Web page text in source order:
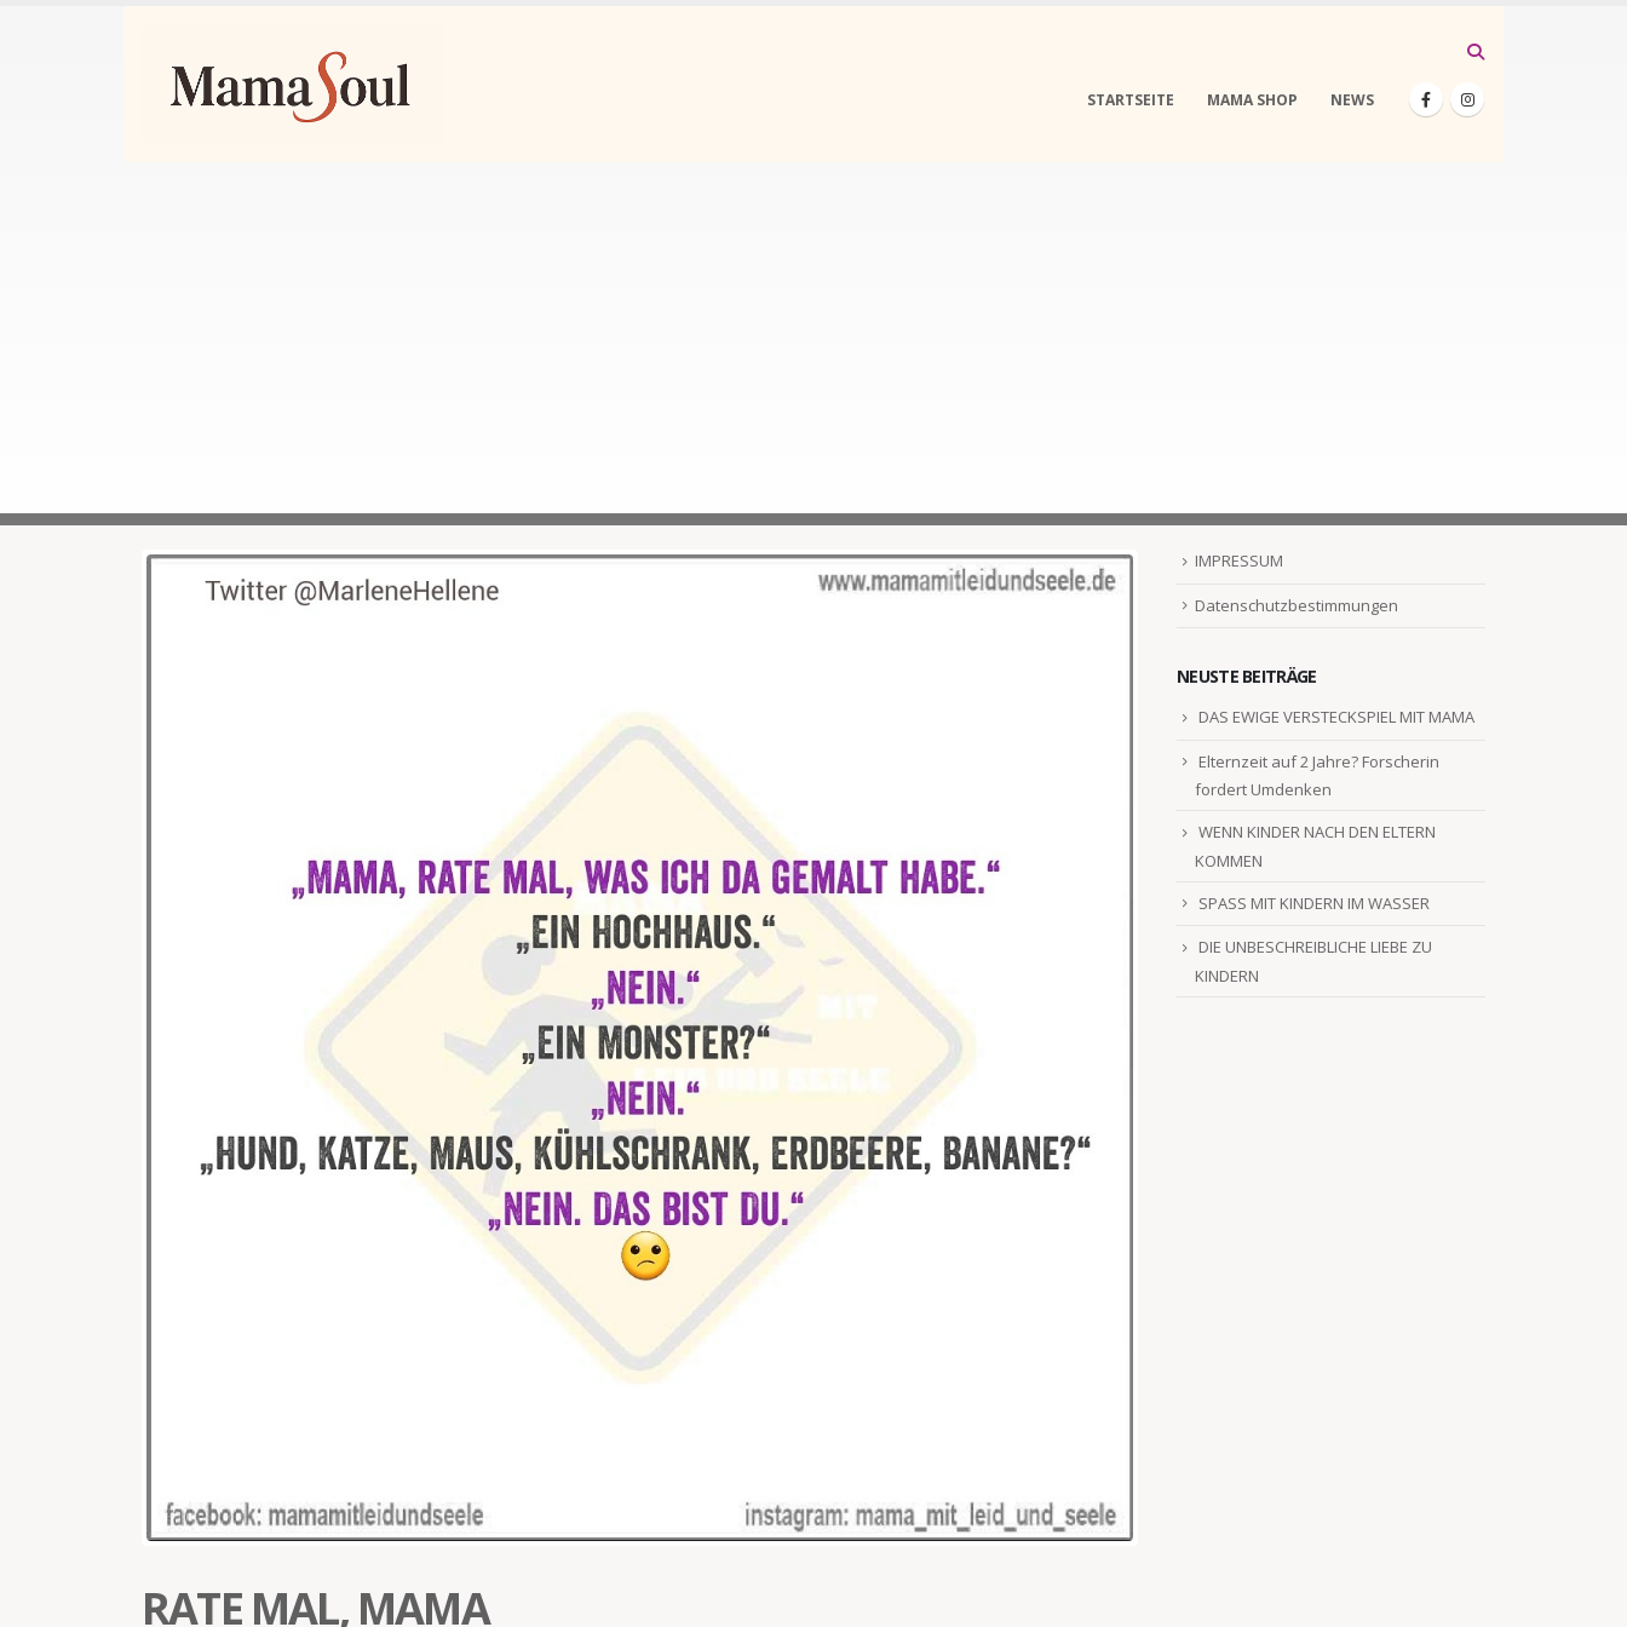
STARTSEITE MAMA SHOP NEWS
RATE MAL, MAMA
IMPRESSUM
Datenschutzbestimmungen
NEUSTE BEITRÄGE
DAS EWIGE VERSTECKSPIEL MIT MAMA
Elternzeit auf 2 Jahre? Forscherin
fordert Umdenken
WENN KINDER NACH DEN ELTERN
KOMMEN
SPASS MIT KINDERN IM WASSER
DIE UNBESCHREIBLICHE LIEBE ZU
KINDERN